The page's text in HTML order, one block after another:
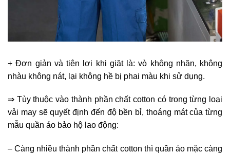
+ Đơn giản và tiện lợi khi giặt là: vò không nhăn, không
nhàu không nát, lại không hề bị phai màu khi sử dụng.
⇒ Tùy thuộc vào thành phần chất cotton có trong từng loại
vải may sẽ quyết định đến độ bền bỉ, thoáng mát của từng
mẫu quần áo bảo hộ lao động:
– Càng nhiều thành phần chất cotton thì quần áo mặc càng